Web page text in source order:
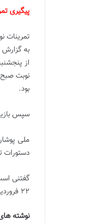
پیگیری
تمرینات
به گزارش
نوبت
بود.
سپس
ملی
دستورات
22 فروردین ماه به میزبانی میانمار در شهر یانگون برگزار می شود.
نوشته